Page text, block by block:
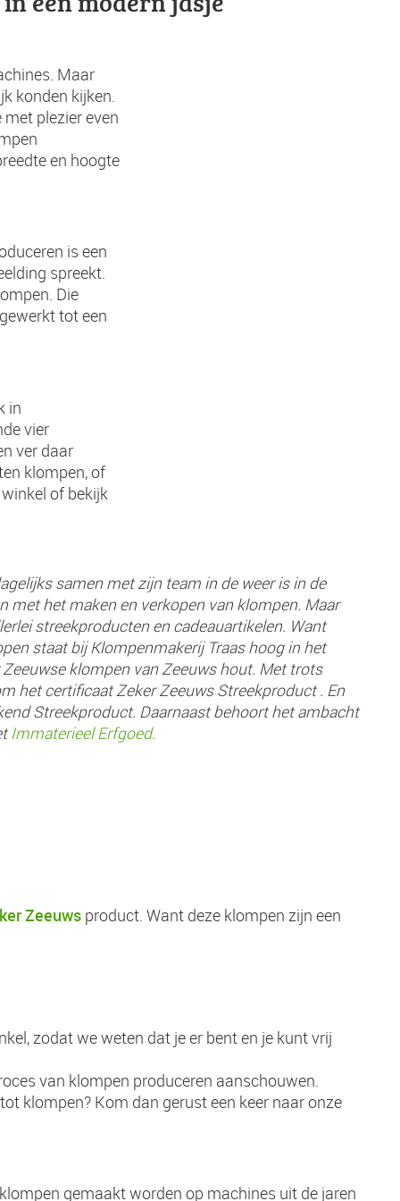
Maar
konden kijken.
plezier even
en hoogte
is een
spreekt.
Die
tot een
in
vier
ver daar
klompen, of
of bekijk
samen met zijn team in de weer is in de
met het maken en verkopen van klompen. Maar
streekproducten en cadeauartikelen. Want
staat bij Klompenmakerij Traas hoog in het
klompen van Zeeuws hout. Met trots
het certificaat Zeker Zeeuws Streekproduct . En
Streekproduct. Daarnaast behoort het ambacht
Immaterieel Erfgoed.
Zeeuws product. Want deze klompen zijn een
zodat we weten dat je er bent en je kunt vrij
van klompen produceren aanschouwen.
klompen? Kom dan gerust een keer naar onze
gemaakt worden op machines uit de jaren